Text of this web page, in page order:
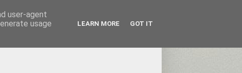
user-agent
usage
LEARN MORE GOT IT